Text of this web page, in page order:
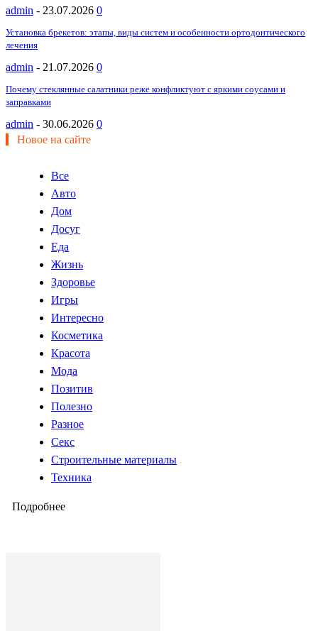
admin - 23.07.2026 0
Установка брекетов: этапы, виды систем и особенности ортодонтического
лечения
admin - 21.07.2026 0
Почему стеклянные салатники реже конфликтуют с яркими соусами и
заправками
admin - 30.06.2026 0
Новое на сайте
Все
Авто
Дом
Досуг
Еда
Жизнь
Здоровье
Игры
Интересно
Косметика
Красота
Мода
Позитив
Полезно
Разное
Секс
Строительные материалы
Техника
Подробнее